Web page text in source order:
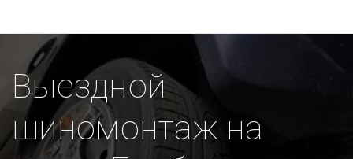
Выездной
шиномонтаж на